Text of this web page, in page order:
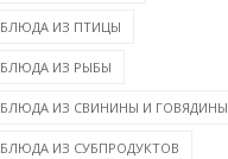
БЛЮДА ИЗ ПТИЦЫ
БЛЮДА ИЗ РЫБЫ
БЛЮДА ИЗ СВИНИНЫ И ГОВЯДИНЫ
БЛЮДА ИЗ СУБПРОДУКТОВ